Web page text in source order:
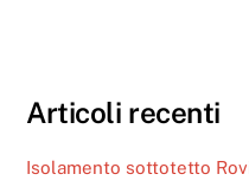
Articoli recenti
Isolamento sottotetto